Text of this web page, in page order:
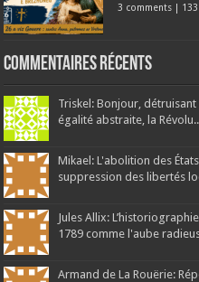
3 comments |
Commentaires récents
Triskel: Bonjour, détruisant
égalité abstraite, la
Mikael: L'abolition des
suppression des libertés
Jules Allix:
1789 comme l'aube
Armand de La Rouërie: